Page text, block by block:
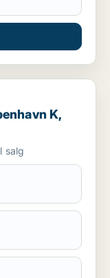
Østerbro eller
K,
salg